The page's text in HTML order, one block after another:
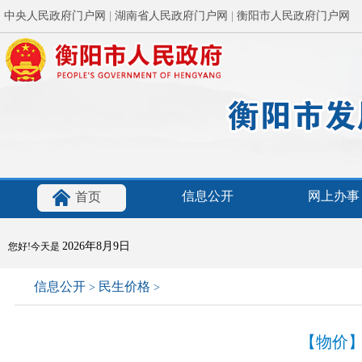
中央人民政府门户网 湖南省人民政府门户网 衡阳市人民政府门户网
首页 信息公开 网上办事
您好!今天是 2026年8月9日
信息公开 > 民生价格 >
【物价